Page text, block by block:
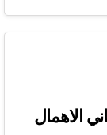
الاهمال